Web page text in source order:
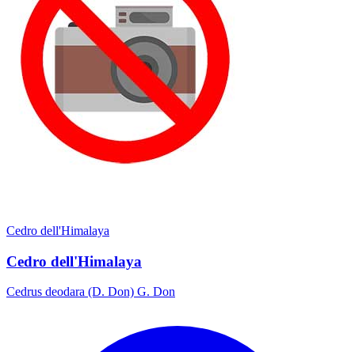
Cedro dell'Himalaya
Cedro dell'Himalaya
Cedrus deodara (D. Don) G. Don